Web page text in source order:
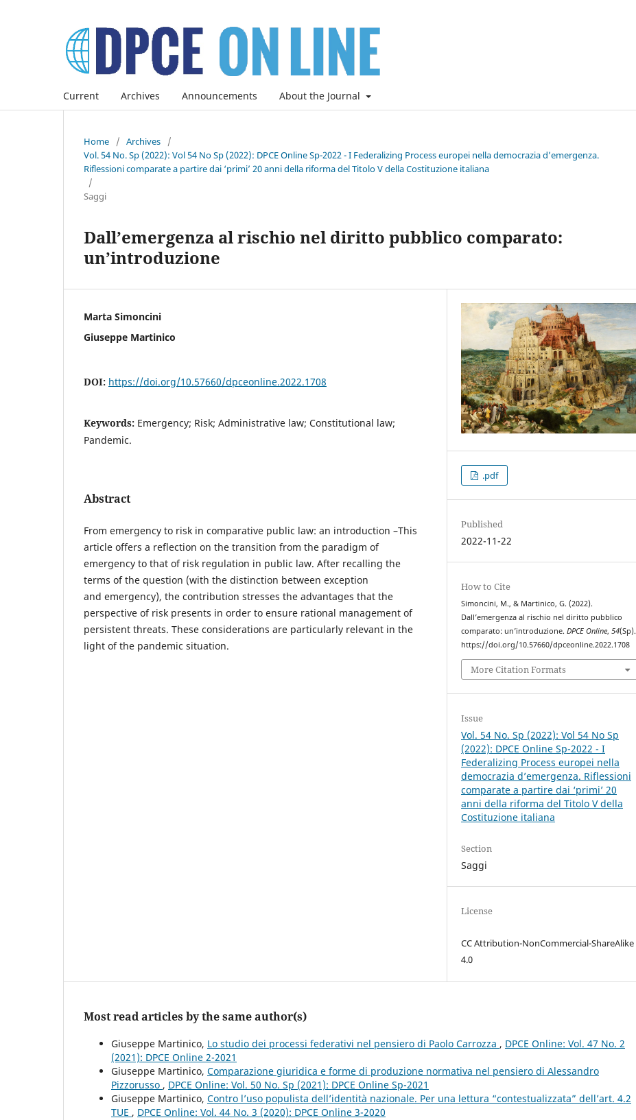
Current Archives Announcements About the Journal
Home / Archives
/
Vol. 54 No. Sp (2022): Vol 54 No Sp (2022): DPCE Online Sp-2022 - I Federalizing Process europei nella democrazia d’emergenza.
Riflessioni comparate a partire dai ‘primi’ 20 anni della riforma del Titolo V della Costituzione italiana
/
Saggi
Dall’emergenza al rischio nel diritto pubblico comparato:
un’introduzione
Marta Simoncini
Giuseppe Martinico
DOI: https://doi.org/10.57660/dpceonline.2022.1708
Keywords: Emergency; Risk; Administrative law; Constitutional law;
Pandemic.
Abstract
From emergency to risk in comparative public law: an introduction –This
article offers a reflection on the transition from the paradigm of
emergency to that of risk regulation in public law. After recalling the
terms of the question (with the distinction between exception
and emergency), the contribution stresses the advantages that the
perspective of risk presents in order to ensure rational management of
persistent threats. These considerations are particularly relevant in the
light of the pandemic situation.
.pdf
Published
2022-11-22
How to Cite
Simoncini, M., & Martinico, G. (2022).
Dall’emergenza al rischio nel diritto pubblico
comparato: un’introduzione.DPCE Online,54(Sp).
https://doi.org/10.57660/dpceonline.2022.1708
More Citation Formats
Issue
Vol. 54 No. Sp (2022): Vol 54 No Sp
(2022): DPCE Online Sp-2022 - I
Federalizing Process europei nella
democrazia d’emergenza. Riflessioni
comparate a partire dai ‘primi’ 20
anni della riforma del Titolo V della
Costituzione italiana
Section
Saggi
License
CC Attribution-NonCommercial-ShareAlike
4.0
Most read articles by the same author(s)
Giuseppe Martinico, Lo studio dei processi federativi nel pensiero di Paolo Carrozza , DPCE Online: Vol. 47 No. 2
(2021): DPCE Online 2-2021
Giuseppe Martinico, Comparazione giuridica e forme di produzione normativa nel pensiero di Alessandro
Pizzorusso , DPCE Online: Vol. 50 No. Sp (2021): DPCE Online Sp-2021
Giuseppe Martinico, Contro l’uso populista dell’identità nazionale. Per una lettura “contestualizzata” dell’art. 4.2
TUE , DPCE Online: Vol. 44 No. 3 (2020): DPCE Online 3-2020